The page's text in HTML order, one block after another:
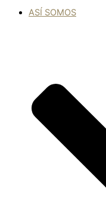
ASÍ SOMOS